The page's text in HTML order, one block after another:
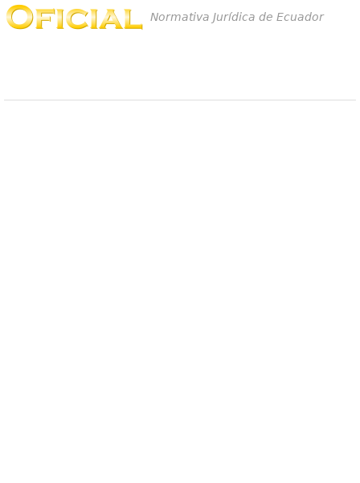
Normativa Jurídica de Ecuador